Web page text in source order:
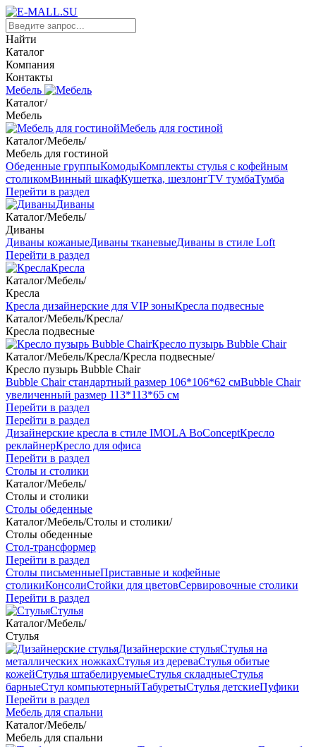
Найти
Каталог
Компания
Контакты
Мебель
Каталог/
Мебель
Мебель для гостиной
Каталог/Мебель/
Мебель для гостиной
Обеденные группыКомодыКомплекты стулья с кофейным
столикомВинный шкафКушетка, шезлонгTV тумбаТумба
Перейти в раздел
Диваны
Каталог/Мебель/
Диваны
Диваны кожаныеДиваны тканевыеДиваны в стиле Loft
Перейти в раздел
Кресла
Каталог/Мебель/
Кресла
Кресла дизайнерские для VIP зоныКресла подвесные
Каталог/Мебель/Кресла/
Кресла подвесные
Кресло пузырь Bubble Chair
Каталог/Мебель/Кресла/Кресла подвесные/
Кресло пузырь Bubble Chair
Bubble Chair стандартный размер 106*106*62 смBubble Chair
увеличенный размер 113*113*65 см
Перейти в раздел
Перейти в раздел
Дизайнерские кресла в стиле IMOLA BoConceptКресло
реклайнерКресло для офиса
Перейти в раздел
Столы и столики
Каталог/Мебель/
Столы и столики
Столы обеденные
Каталог/Мебель/Столы и столики/
Столы обеденные
Стол-трансформер
Перейти в раздел
Столы письменныеПриставные и кофейные
столикиКонсолиСтойки для цветовСервировочные столики
Перейти в раздел
Стулья
Каталог/Мебель/
Стулья
Дизайнерские стульяСтулья на
металлических ножкахСтулья из дереваСтулья обитые
кожейСтулья штабелируемыеСтулья складныеСтулья
барныеСтул компьютерныйТабуретыСтулья детскиеПуфики
Перейти в раздел
Мебель для спальни
Каталог/Мебель/
Мебель для спальни